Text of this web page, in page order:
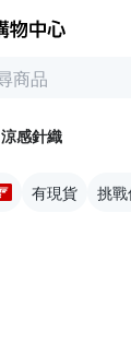
Yahoo
涼感針織
有現貨 挑